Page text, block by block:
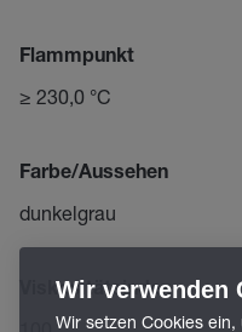
Flammpunkt
≥ 230,0 °C
Farbe/Aussehen
dunkelgrau
Viskositätsindex
Wir verwenden
Wir setzen Cookies